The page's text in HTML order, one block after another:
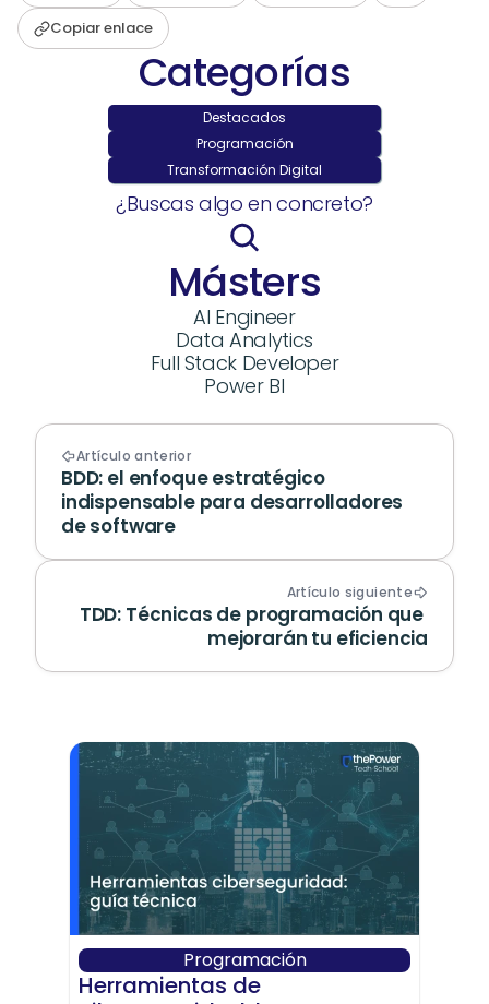
Copiar enlace
Categorías
Destacados
Programación
Transformación Digital
¿Buscas algo en concreto?
Másters
AI Engineer
Data Analytics
Full Stack Developer
Power BI
Artículo anterior
BDD: el enfoque estratégico
indispensable para desarrolladores
de software
Artículo siguiente
TDD: Técnicas de programación que
mejorarán tu eficiencia
Programación
Herramientas de